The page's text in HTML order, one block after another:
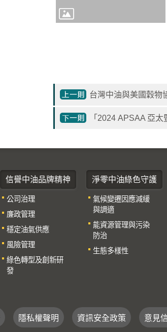
台灣中油與美國穀物
「2024 APSAA 亞
信譽中油品牌精神
公司治理
廉政管理
穩定油氣供應
風險管理
綠色轉型及創新研
發
淨零中油綠色守護
氣候變遷因應減緩
與調適
能資源管理與污染
防治
生態多樣性
隱私權聲明 資訊安全政策 意見